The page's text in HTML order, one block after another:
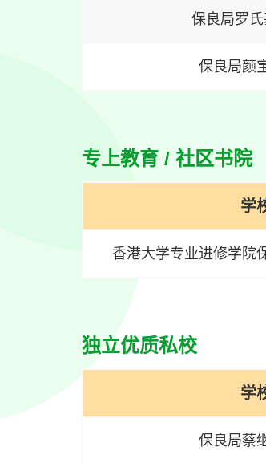
保良局罗
保良局颜
专上教育 / 社区书院
学
香港大学专业进修学院
独立优质私校
学
保良局蔡